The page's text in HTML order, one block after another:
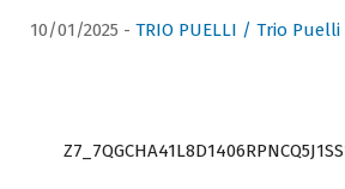
10/01/2025 - TRIO PUELLI / Trio Puelli